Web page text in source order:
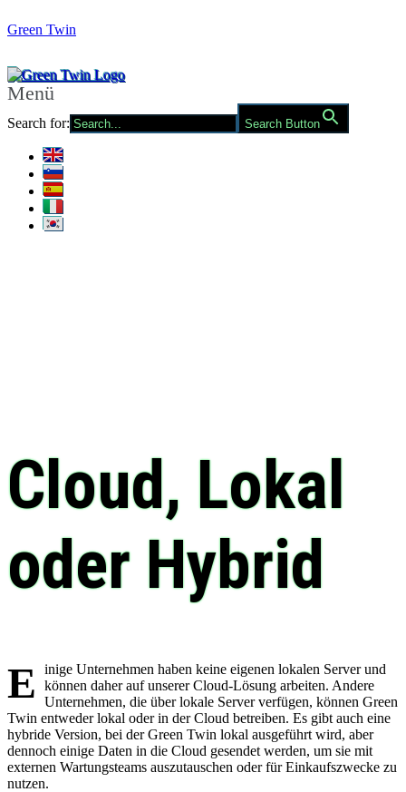
Green Twin
Menü
Search for: Search Button
Cloud, Lokal
oder Hybrid
E
inige Unternehmen haben keine eigenen lokalen Server und
können daher auf unserer Cloud-Lösung arbeiten. Andere
Unternehmen, die über lokale Server verfügen, können Green
Twin entweder lokal oder in der Cloud betreiben. Es gibt auch eine
hybride Version, bei der Green Twin lokal ausgeführt wird, aber
dennoch einige Daten in die Cloud gesendet werden, um sie mit
externen Wartungsteams auszutauschen oder für Einkaufszwecke zu
nutzen.